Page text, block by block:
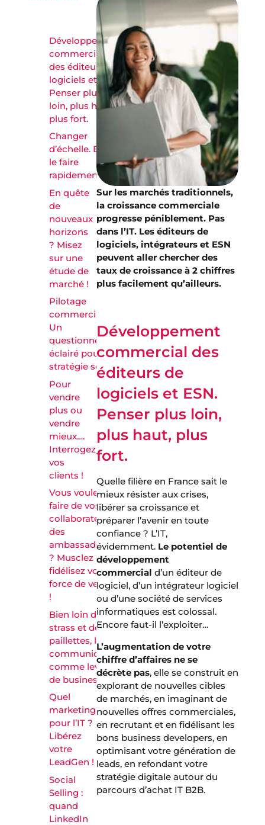
Développement
commercial
des éditeurs de
logiciels et ESN.
Penser plus
loin, plus haut,
plus fort.
Changer
d’échelle. Et
le faire
rapidement.
En quête
de
nouveaux
horizons
? Misez
sur une
étude de
marché !
Pilotage
commercial ?
Un
questionnement
éclairé pour une
stratégie solide !
Pour
vendre
plus ou
vendre
mieux….
Interrogez
vos
clients !
Vous voulez
faire de vos
collaborateurs
des
ambassadeurs
? Musclez et
fidélisez votre
force de vente
!
Bien loin du
strass et des
paillettes, la
communication
comme levier
de business
Quel
marketing
pour l’IT ?
Libérez
votre
LeadGen !
Social
Selling :
quand
LinkedIn
Sur les marchés traditionnels,
la croissance commerciale
progresse péniblement. Pas
dans l’IT. Les éditeurs de
logiciels, intégrateurs et ESN
peuvent aller chercher des
taux de croissance à 2 chiffres
plus facilement qu’ailleurs.
Développement
commercial des
éditeurs de
logiciels et ESN.
Penser plus loin,
plus haut, plus
fort.
Quelle filière en France sait le
mieux résister aux crises,
libérer sa croissance et
préparer l’avenir en toute
confiance ? L’IT,
évidemment. Le potentiel de
développement
commercial d’un éditeur de
logiciel, d’un intégrateur logiciel
ou d’une société de services
informatiques est colossal.
Encore faut-il l’exploiter…
L’augmentation de votre
chiffre d’affaires ne se
décrète pas, elle se construit en
explorant de nouvelles cibles
de marchés, en imaginant de
nouvelles offres commerciales,
en recrutant et en fidélisant les
bons business developers, en
optimisant votre génération de
leads, en refondant votre
stratégie digitale autour du
parcours d’achat IT B2B.